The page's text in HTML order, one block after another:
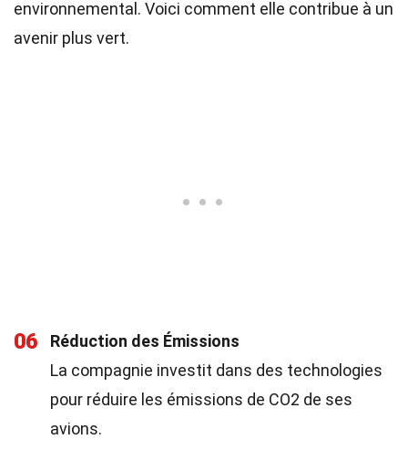
environnemental. Voici comment elle contribue à un
avenir plus vert.
06
Réduction des Émissions
La compagnie investit dans des technologies
pour réduire les émissions de CO2 de ses
avions.